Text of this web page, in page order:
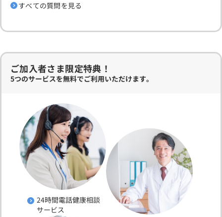
すべての質問を見る
ご加入者さま限定特典！
5つのサービスを無料でご利用いただけます。
24時間電話健康相談
サービス